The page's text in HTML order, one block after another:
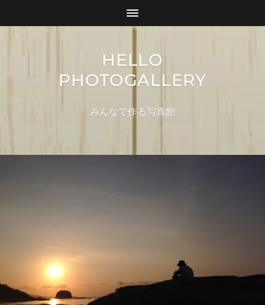
HELLO
PHOTOGALLERY
みんなで作る写真館